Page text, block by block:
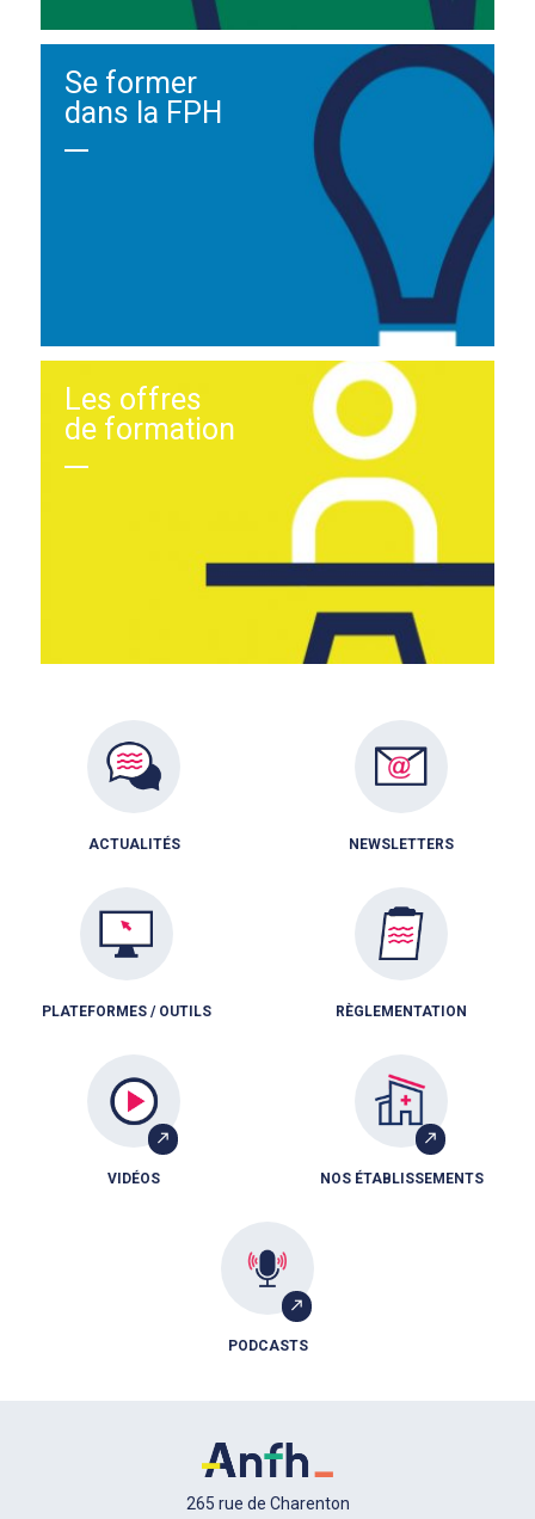
Se former
dans la FPH
Les offres
de formation
ACTUALITÉS NEWSLETTERS
PLATEFORMES / OUTILS RÈGLEMENTATION
VIDÉOS NOS ÉTABLISSEMENTS
PODCASTS
265 rue de Charenton